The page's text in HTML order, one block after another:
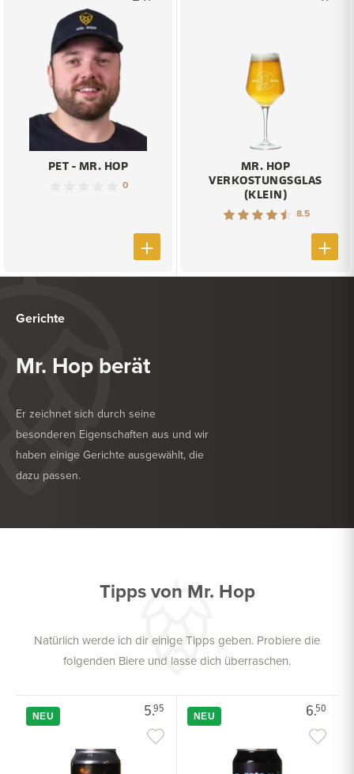
PET - MR. HOP
0
MR. HOP
VERKOSTUNGSGLAS
(KLEIN)
8.5
Gerichte
Mr. Hop berät
Er zeichnet sich durch seine
besonderen Eigenschaften aus und wir
haben einige Gerichte ausgewählt, die
dazu passen.
KÖSTLICH ZU
Tipps von Mr. Hop
Natürlich werde ich dir einige Tipps geben. Probiere die
folgenden Biere und lasse dich überraschen.
5.95
NEU 6.50
NEU